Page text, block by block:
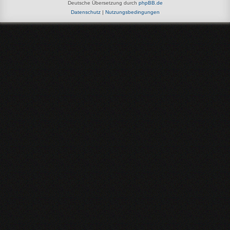
Deutsche Übersetzung durch phpBB.de
Datenschutz| Nutzungsbedingungen